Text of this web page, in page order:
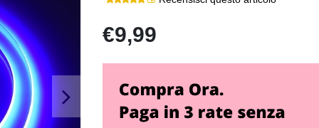
>
€9,99